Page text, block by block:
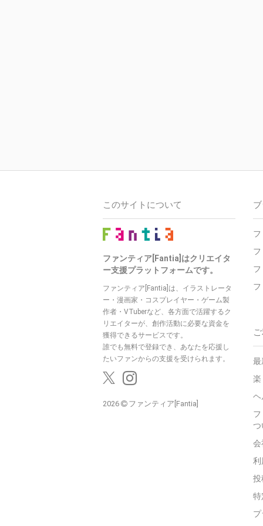
最
楽
ヘ
つ
会
利
投
特
このサイトについて
ファンティア[Fantia]はクリエイタ
ー支援プラットフォームです。
ファンティア[Fantia]は、イラストレータ
ー・漫画家・コスプレイヤー・ゲーム製
作者・VTuberなど、各方面で活躍するク
リエイターが、創作活動に必要な資金を
獲得できるサービスです。
誰でも無料で登録でき、あなたを応援し
たいファンからの支援を受けられます。
2026 ファンティア[Fantia]